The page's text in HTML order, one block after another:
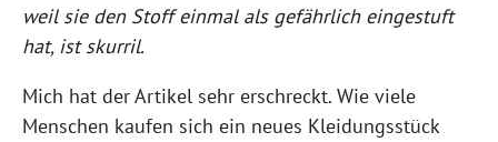
weil sie den Stoff einmal als gefährlich eingestuft
hat, ist skurril.
Mich hat der Artikel sehr erschreckt. Wie viele
Menschen kaufen sich ein neues Kleidungsstück